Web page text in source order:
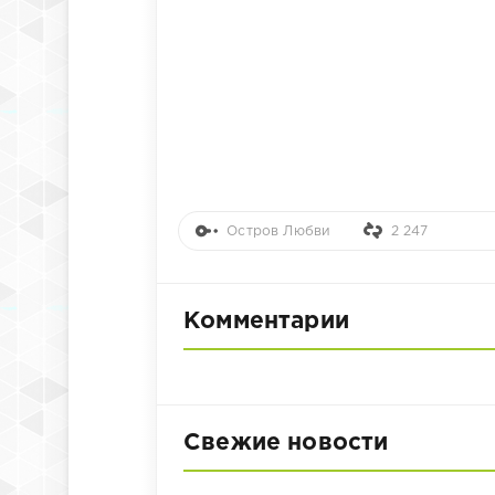
Остров Любви 2 247
Комментарии
Свежие новости